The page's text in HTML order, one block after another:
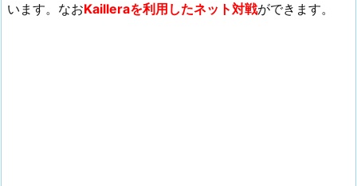
います。なおKailleraを利用したネット対戦ができます。